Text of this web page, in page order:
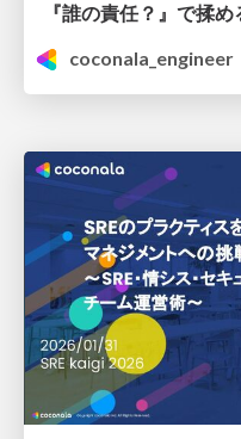
coconala_engineer